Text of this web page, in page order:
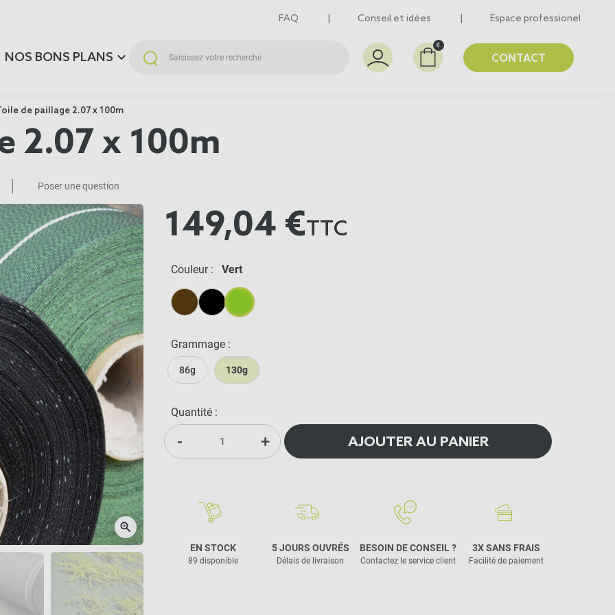
FAQ Conseil et idées Espace professionel
0
CONTACT
NOS BONS PLANS
de paillage 2.07 x 100m
2.07 x 100m
Poser une question
Suivant
keyboard_arrow_right
zoom_in
149,04 €TTC
Couleur : Vert
Grammage :
86g 130g
Quantité :
- + AJOUTER AU PANIER
EN STOCK
89 disponible
5 JOURS OUVRÉS
Délais de livraison
BESOIN DE CONSEIL ?
Contactez le service client
3X SANS FRAIS
Facilité de paiement